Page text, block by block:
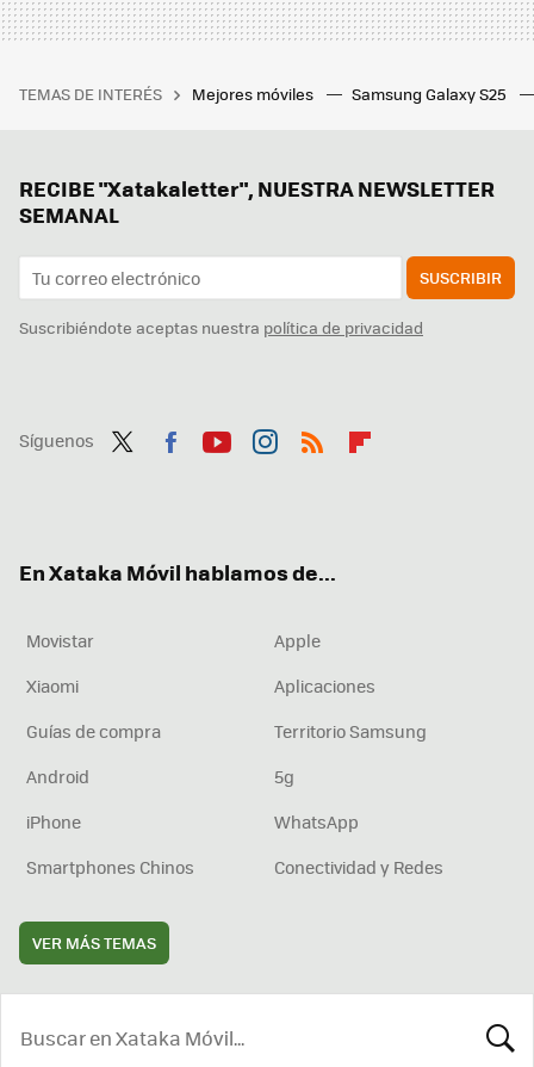
TEMAS DE INTERÉS Mejores móviles Samsung Galaxy S25
RECIBE "Xatakaletter", NUESTRA NEWSLETTER
SEMANAL
SUSCRIBIR
Suscribiéndote aceptas nuestra política de privacidad
Síguenos
En Xataka Móvil hablamos de...
Movistar
Apple
Xiaomi
Aplicaciones
Guías de compra
Territorio Samsung
Android
5g
iPhone
WhatsApp
Smartphones Chinos
Conectividad y Redes
VER MÁS TEMAS